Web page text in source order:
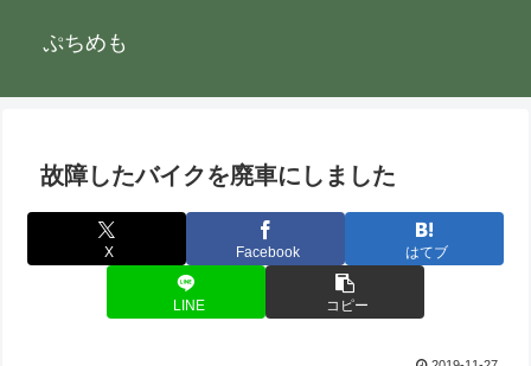
ぷちめも
故障したバイクを廃車にしました
X Facebook はてブ
LINE コピー